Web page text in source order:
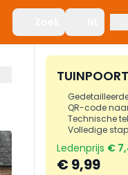
TUINPOORT
QR-code
Technische
Volledige
Ledenprijs €
€ 9,99